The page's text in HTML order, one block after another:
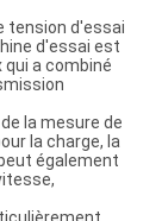
tension d'essai
d'essai est
a combiné
la mesure de
la charge, la
également